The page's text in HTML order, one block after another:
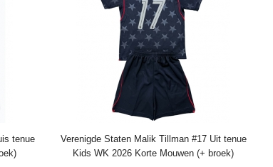
tenue
Verenigde Staten Malik Tillman #17 Uit tenue
Kids WK 2026 Korte Mouwen (+ broek)